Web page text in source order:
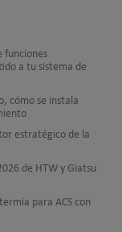
funciones
a tu sistema de
cómo se instala
estratégico de la
de HTW y Giatsu
para ACS con